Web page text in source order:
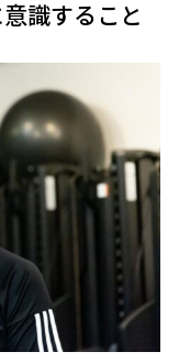
識すること